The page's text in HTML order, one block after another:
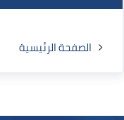
الصفحة الرئيسية